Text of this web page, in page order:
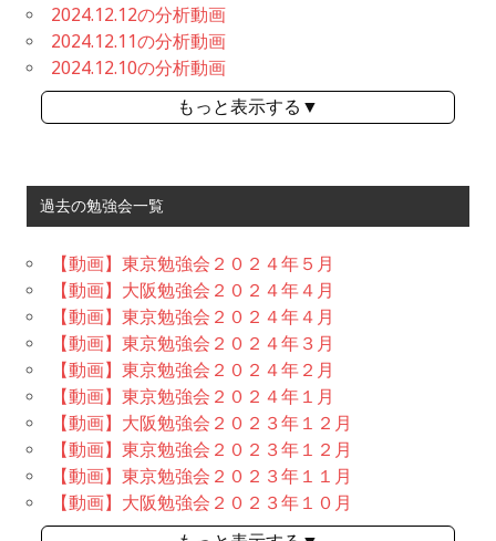
2024.12.12の分析動画
2024.12.11の分析動画
2024.12.10の分析動画
もっと表示する▼
過去の勉強会一覧
【動画】東京勉強会２０２４年５月
【動画】大阪勉強会２０２４年４月
【動画】東京勉強会２０２４年４月
【動画】東京勉強会２０２４年３月
【動画】東京勉強会２０２４年２月
【動画】東京勉強会２０２４年１月
【動画】大阪勉強会２０２３年１２月
【動画】東京勉強会２０２３年１２月
【動画】東京勉強会２０２３年１１月
【動画】大阪勉強会２０２３年１０月